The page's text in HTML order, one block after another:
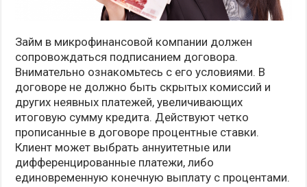
Займ в микрофинансовой компании должен
сопровождаться подписанием договора.
Внимательно ознакомьтесь с его условиями. В
договоре не должно быть скрытых комиссий и
других неявных платежей, увеличивающих
итоговую сумму кредита. Действуют четко
прописанные в договоре процентные ставки.
Клиент может выбрать аннуитетные или
дифференцированные платежи, либо
единовременную конечную выплату с процентами.